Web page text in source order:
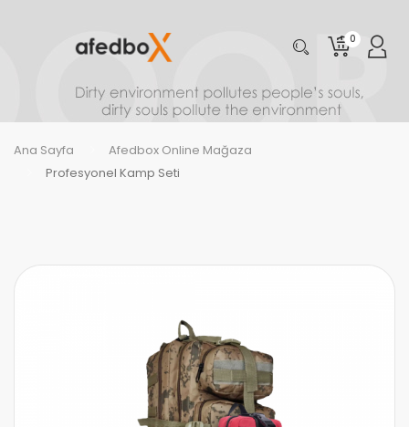
0
Ana Sayfa
Afedbox Online Mağaza
Profesyonel Kamp Seti